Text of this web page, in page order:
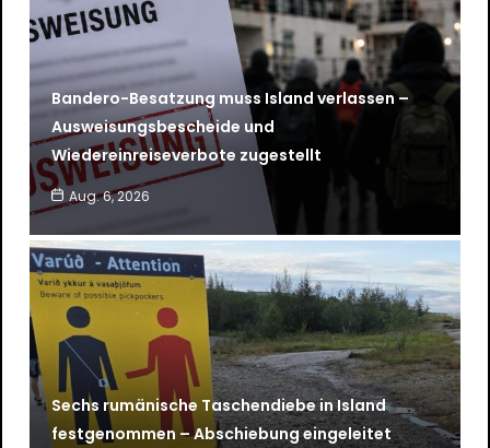
Bandero-Besatzung muss Island verlassen –
Ausweisungsbescheide und
Wiedereinreiseverbote zugestellt
Aug. 6, 2026
Sechs rumänische Taschendiebe in Island
festgenommen – Abschiebung eingeleitet